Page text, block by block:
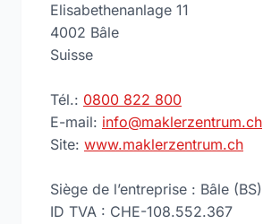
Elisabethenanlage 11
4002 Bâle
Suisse
Tél.: 0800 822 800
E-mail: info@maklerzentrum.ch
Site: www.maklerzentrum.ch
Siège de l’entreprise : Bâle (BS)
ID TVA : CHE-108.552.367